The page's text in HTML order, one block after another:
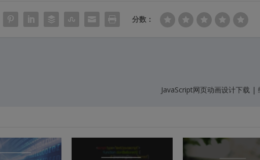
分数：
JavaScript网页动画设计下载 |